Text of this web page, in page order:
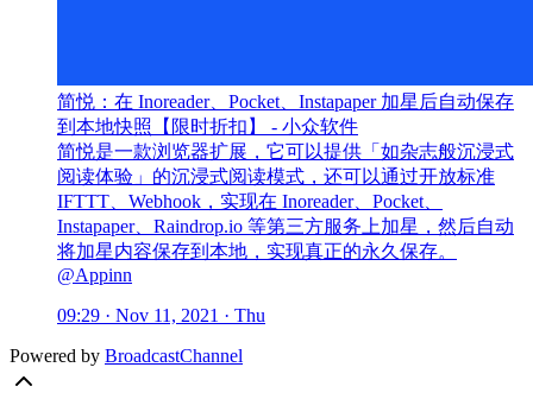
简悦：在 Inoreader、Pocket、Instapaper 加星后自动保存
到本地快照【限时折扣】 - 小众软件
简悦是一款浏览器扩展，它可以提供「如杂志般沉浸式
阅读体验」的沉浸式阅读模式，还可以通过开放标准
IFTTT、Webhook，实现在 Inoreader、Pocket、
Instapaper、Raindrop.io 等第三方服务上加星，然后自动
将加星内容保存到本地，实现真正的永久保存。
@Appinn
09:29 · Nov 11, 2021 · Thu
Powered by BroadcastChannel